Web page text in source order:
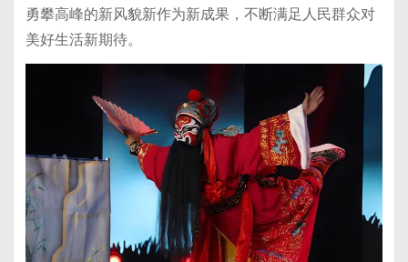
勇攀高峰的新风貌新作为新成果，不断满足人民群众对
美好生活新期待。